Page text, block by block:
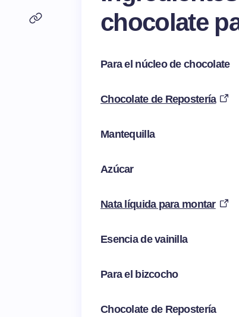
chocolate
Para el núcleo de chocolate
Chocolate de Repostería
Mantequilla
Azúcar
Nata líquida para montar
Esencia de vainilla
Para el bizcocho
Chocolate de Repostería